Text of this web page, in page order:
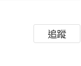
追蹤